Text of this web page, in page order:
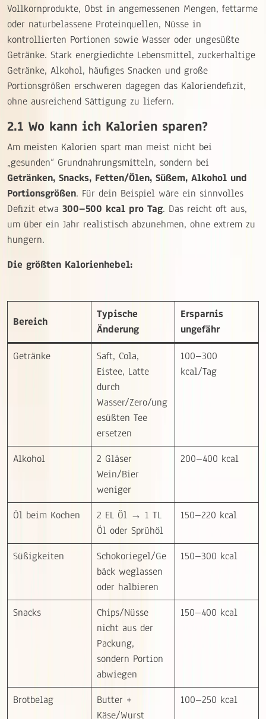
Vollkornprodukte, Obst in angemessenen Mengen, fettarme
oder naturbelassene Proteinquellen, Nüsse in
kontrollierten Portionen sowie Wasser oder ungesüßte
Getränke. Stark energiedichte Lebensmittel, zuckerhaltige
Getränke, Alkohol, häufiges Snacken und große
Portionsgrößen erschweren dagegen das Kaloriendefizit,
ohne ausreichend Sättigung zu liefern.
2.1 Wo kann ich Kalorien sparen?
Am meisten Kalorien spart man meist nicht bei
„gesunden“ Grundnahrungsmitteln, sondern bei
Getränken, Snacks, Fetten/Ölen, Süßem, Alkohol und
Portionsgrößen. Für dein Beispiel wäre ein sinnvolles
Defizit etwa 300–500 kcal pro Tag. Das reicht oft aus,
um über ein Jahr realistisch abzunehmen, ohne extrem zu
hungern.
Die größten Kalorienhebel:
Bereich
Typische
Änderung
Ersparnis
ungefähr
Getränke
Saft, Cola,
Eistee, Latte
durch
Wasser/Zero/ung
esüßten Tee
ersetzen
100–300
kcal/Tag
Alkohol
2 Gläser
Wein/Bier
weniger
200–400 kcal
Öl beim Kochen
2 EL Öl → 1 TL
Öl oder Sprühöl
150–220 kcal
Süßigkeiten
Schokoriegel/Ge
bäck weglassen
oder halbieren
150–300 kcal
Snacks
Chips/Nüsse
nicht aus der
Packung,
sondern Portion
abwiegen
150–400 kcal
Brotbelag
Butter +
Käse/Wurst
100–250 kcal